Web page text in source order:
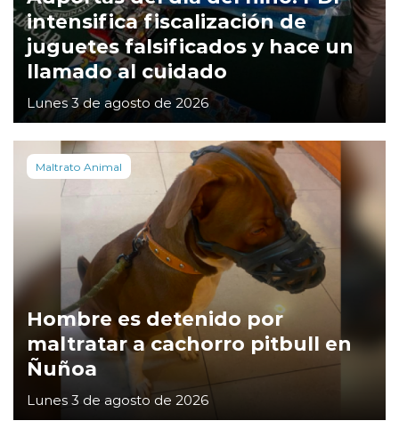
intensifica fiscalización de
juguetes falsificados y hace un
llamado al cuidado
Lunes 3 de agosto de 2026
Maltrato Animal
Hombre es detenido por
maltratar a cachorro pitbull en
Ñuñoa
Lunes 3 de agosto de 2026